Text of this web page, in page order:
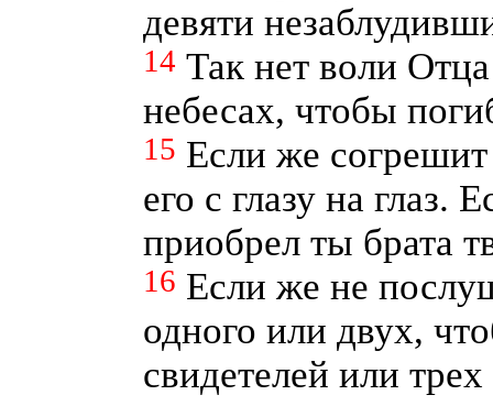
девяти
14 Так нет воли
небесах, чтобы
15 Если же
его с глазу на глаз.
приобрел ты брата
16 Если же не
одного или двух,
свидетелей или